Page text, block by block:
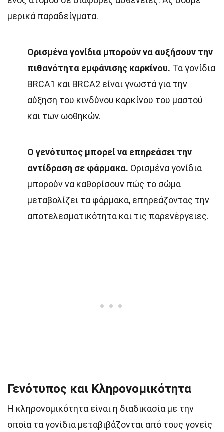
μερικά παραδείγματα.
Ορισμένα γονίδια μπορούν να αυξήσουν την
πιθανότητα εμφάνισης καρκίνου. Τα γονίδια
BRCA1 και BRCA2 είναι γνωστά για την
αύξηση του κινδύνου καρκίνου του μαστού
και των ωοθηκών.
Ο γενότυπος μπορεί να επηρεάσει την
αντίδραση σε φάρμακα. Ορισμένα γονίδια
μπορούν να καθορίσουν πώς το σώμα
μεταβολίζει τα φάρμακα, επηρεάζοντας την
αποτελεσματικότητα και τις παρενέργειες.
Γενότυπος και Κληρονομικότητα
Η κληρονομικότητα είναι η διαδικασία με την
οποία τα γονίδια μεταβιβάζονται από τους γονείς